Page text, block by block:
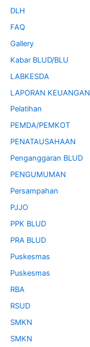
DLH
FAQ
Gallery
Kabar BLUD/BLU
LABKESDA
LAPORAN KEUANGAN
Pelatihan
PEMDA/PEMKOT
PENATAUSAHAAN
Penganggaran BLUD
PENGUMUMAN
Persampahan
PJJO
PPK BLUD
PRA BLUD
Puskesmas
Puskesmas
RBA
RSUD
SMKN
SMKN